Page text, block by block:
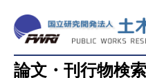
論文・刊行物検索